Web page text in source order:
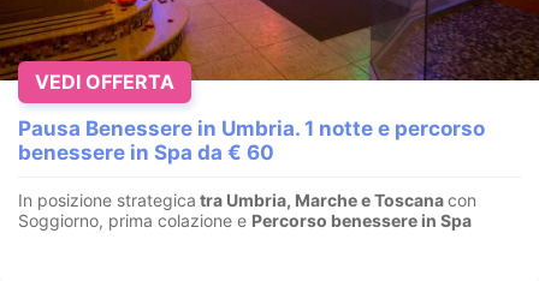
Pausa Benessere in Umbria. 1 notte e percorso
benessere in Spa da € 60
In posizione strategica tra Umbria, Marche e Toscanacon
Soggiorno, prima colazione e Percorso benessere in Spa
VEDI OFFERTA